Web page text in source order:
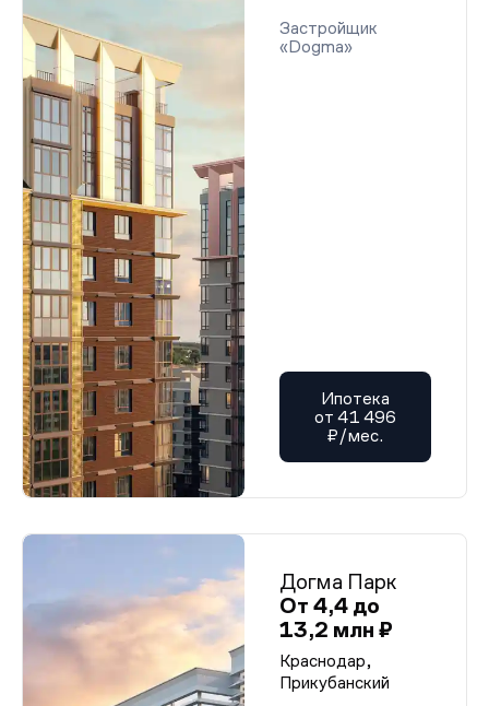
Застройщик
«Dogma»
Ипотека
от 41 496
₽/мес.
Догма Парк
От 4,4 до
13,2 млн ₽
Краснодар,
Прикубанский